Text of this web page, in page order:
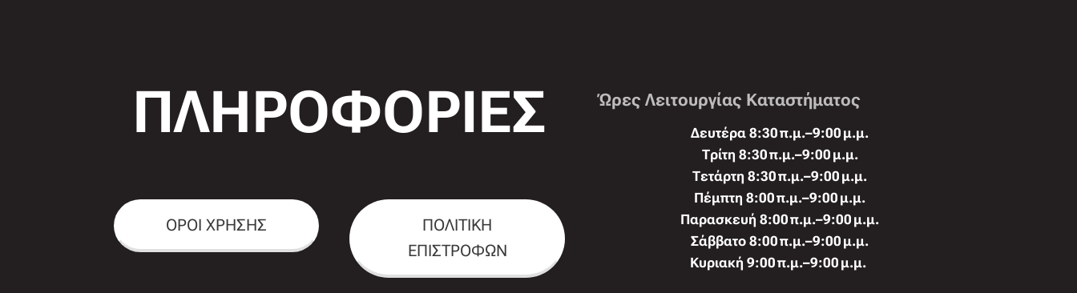
ΠΛΗΡΟΦΟΡΙΕΣ
ΟΡΟΙ ΧΡΗΣΗΣ
ΠΟΛΙΤΙΚΗ
ΕΠΙΣΤΡΟΦΩΝ
Ώρες Λειτουργίας Καταστήματος
Δευτέρα 8:30 π.μ.–9:00 μ.μ.
Τρίτη 8:30 π.μ.–9:00 μ.μ.
Τετάρτη 8:30 π.μ.–9:00 μ.μ.
Πέμπτη 8:00 π.μ.–9:00 μ.μ.
Παρασκευή 8:00 π.μ.–9:00 μ.μ.
Σάββατο 8:00 π.μ.–9:00 μ.μ.
Κυριακή 9:00 π.μ.–9:00 μ.μ.